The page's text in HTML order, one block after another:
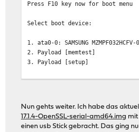
1: 000000000009f800 -
3: 0000000000100000 -
5: 00000000f8000000 -
enter handle_19:
NULL
Press F10 key now for boot menu
Select boot device:
1. ata0-0: SAMSUNG
2. Payload [memtest]
3. Payload [setup]
Booting from CBFS...
Nun gehts weiter. Ich habe das
17.1.4-OpenSSL-serial-amd64.img
einen usb Stick gebracht. Das ging